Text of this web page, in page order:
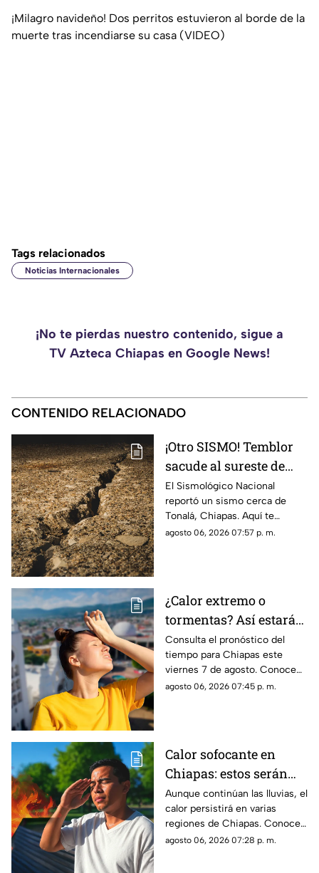
¡Milagro navideño! Dos perritos estuvieron al borde de la
muerte tras incendiarse su casa (VIDEO)
Tags relacionados
Noticias Internacionales
¡No te pierdas nuestro contenido, sigue a
TV Azteca Chiapas en Google News!
CONTENIDO RELACIONADO
¡Otro SISMO! Temblor
sacude al sureste de
México HOY: epicentro
y magnitud
El Sismológico Nacional
reportó un sismo cerca de
Tonalá, Chiapas. Aquí te
contamos todos los detalles
agosto 06, 2026 07:57 p. m.
¿Calor extremo o
tormentas? Así estará
el clima este viernes 7
de agosto en Chiapas
Consulta el pronóstico del
tiempo para Chiapas este
viernes 7 de agosto. Conoce
las regiones con probabilidad
agosto 06, 2026 07:45 p. m.
Calor sofocante en
Chiapas: estos serán
los municipios con las
temperaturas más altas
este viernes 7 de agosto
Aunque continúan las lluvias, el
calor persistirá en varias
regiones de Chiapas. Conoce
cuáles serán los municipios
agosto 06, 2026 07:28 p. m.